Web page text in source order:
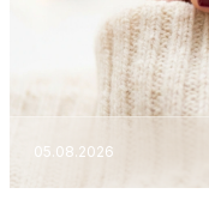
05.08.2026